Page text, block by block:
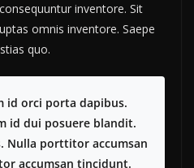
inventore. Sit
omnis inventore. Saepe
quo.
id orci porta dapibus.
id dui posuere blandit.
Nulla porttitor accumsan
accumsan tincidunt.